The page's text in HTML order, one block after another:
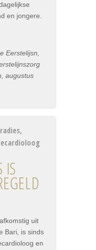
en jongere.
Eerstelijsn,
augustus
IS
uit
Bari, is sinds
en